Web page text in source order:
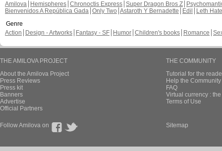
Amilova
Hemispheres Chronoctis Express Super Dragon Bros Z
Bienvenidos A República Gada Only Two Astaroth Y Bernadette Edil
Leth Hate
Genre
Action
Design - Artworks Fantasy - SF Humor Children's books Romance
THE AMILOVA PROJECT
About the Amilova Project
Press Reviews
Press kit
Banners
Advertise
Official Partners
THE COMMUNITY
Tutorial for the
Help the
FAQ
Virtual currency :
Terms of Use
Follow Amilova on Sitemap